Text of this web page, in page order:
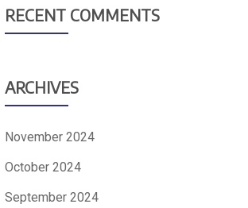
RECENT COMMENTS
ARCHIVES
November 2024
October 2024
September 2024